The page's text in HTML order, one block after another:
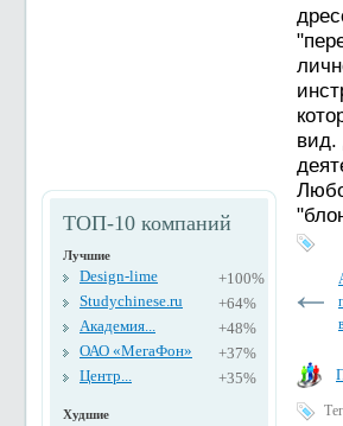
ТОП-10 компаний
Лучшие
Design-lime
+100%
Studychinese.ru
+64%
Академия...
+48%
ОАО «МегаФон»
+37%
Центр...
+35%
Худшие
вид.